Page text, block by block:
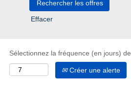
Effacer
Sélectionnez la fréquence (en jours)
Créer une alerte